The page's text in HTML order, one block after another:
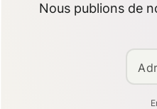
Nous publions de